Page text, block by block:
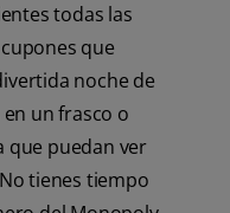
todas las
que
noche de
un frasco o
que puedan ver
tienes tiempo